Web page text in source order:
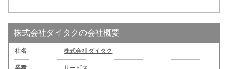
株式会社ダイタクの会社概要
社名 株式会社ダイタク